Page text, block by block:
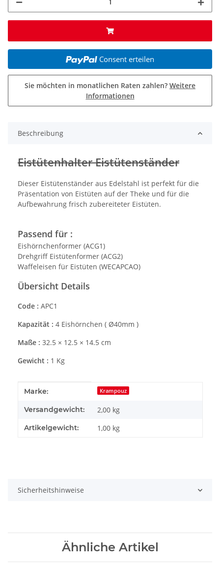
Consent erteilen
Sie möchten in monatlichen Raten zahlen? Weitere
Informationen
Beschreibung
Eistütenhalter Eistütenständer
Dieser Eistütenständer aus Edelstahl ist perfekt für die
Präsentation von Eistüten auf der Theke und für die
Aufbewahrung frisch zubereiteter Eistüten.
Passend für :
Eishörnchenformer (ACG1)
Drehgriff Eistütenformer (ACG2)
Waffeleisen für Eistüten (WECAPCAO)
Übersicht Details
Code : APC1
Kapazität : 4 Eishörnchen ( Ø40mm )
Maße : 32.5 × 12.5 × 14.5 cm
Gewicht : 1 Kg
Produkteigenschaft
Wert
Marke: Krampouz
Versandgewicht: 2,00 kg
Artikelgewicht: 1,00 kg
Sicherheitshinweise
Ähnliche Artikel